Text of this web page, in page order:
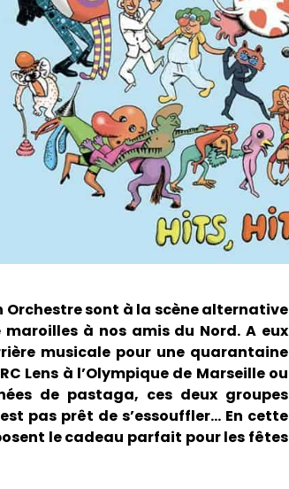
Orchestre sont à la scène alternative
à nos amis du Nord. A eux
musicale pour une quarantaine
Lens à l’Olympique de Marseille ou
de pastaga, ces deux groupes
pas prêt de s’essouffler… En cette
le cadeau parfait pour les fêtes